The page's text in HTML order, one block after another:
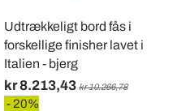
Udtrækkeligt bord fås i
forskellige finisher lavet i
Italien - bjerg
kr 8.213,43 kr 10.266,78
- 20%